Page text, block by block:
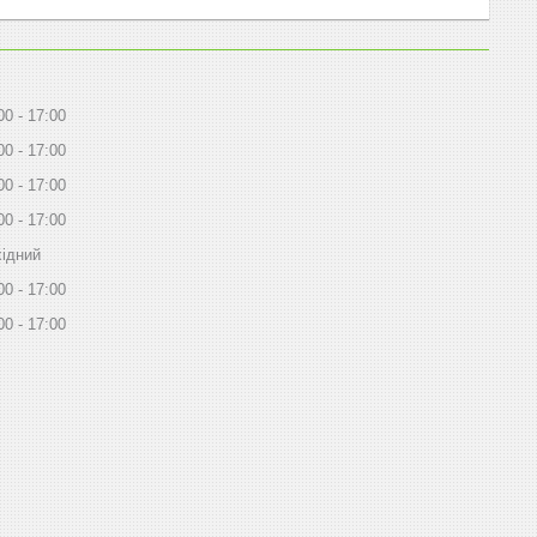
17:00
17:00
17:00
17:00
17:00
17:00